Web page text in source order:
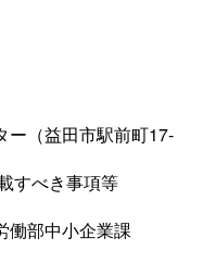
（益田市駅前町17‐
すべき事項等
働部中小企業課